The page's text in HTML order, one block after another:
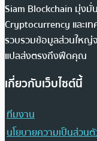
Siam Blockchain มุ่งมั่
Cryptocurrency และเ
รวบรวมข้อมูลส่วนใหญ่จ
แปลส่งตรงถึงฟีดคุณ
เกี่ยวกับเว็บไซต์นี้
ทีมงาน
นโยบายความเป็นส่วน